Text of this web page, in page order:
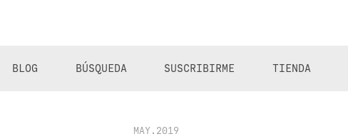
BLOG BÚSQUEDA SUSCRIBIRME TIENDA
MAY.2019